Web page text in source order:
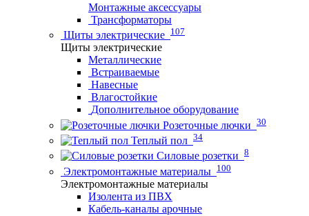
Монтажные аксессуары
Трансформаторы
Щиты электрические 107
Щиты электрические
Металлические
Встраиваемые
Навесные
Влагостойкие
Дополнительное оборудование
Розеточные лючки 30
Теплый пол 34
Силовые розетки 8
Электромонтажные материалы 100
Электромонтажные материалы
Изолента из ПВХ
Кабель-каналы арочные